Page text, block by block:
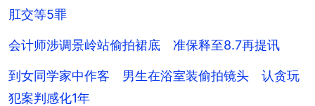
肛交等5罪
会计师涉调景岭站偷拍裙底 准保释至8.7再提讯
到女同学家中作客 男生在浴室装偷拍镜头 认贪玩
犯案判感化1年